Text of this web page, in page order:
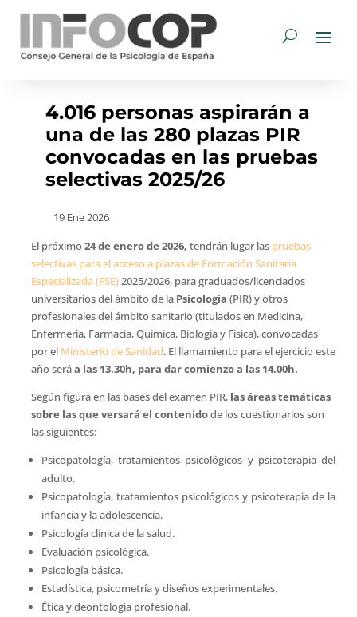
4.016 personas aspirarán a
una de las 280 plazas PIR
convocadas en las pruebas
selectivas 2025/26
19 Ene 2026
El próximo24 de enero de 2026, tendrán lugar las pruebas
selectivas para el acceso a plazas de Formación Sanitaria
Especializada (FSE)2025/2026, para graduados/licenciados
universitarios del ámbito de la Psicología (PIR) y otros
profesionales del ámbito sanitario (titulados en Medicina,
Enfermería, Farmacia, Química, Biología y Física), convocadas
por el Ministerio de Sanidad. El llamamiento para el ejercicio este
año seráa las 13.30h, para dar comienzo a las 14.00h.
Según figura en las bases del examen PIR,las áreas temáticas
sobre las que versará el contenidode los cuestionarios son
las siguientes:
Psicopatología, tratamientos psicológicos y psicoterapia del
adulto.
Psicopatología, tratamientos psicológicos y psicoterapia de la
infancia y la adolescencia.
Psicología clínica de la salud.
Evaluación psicológica.
Psicología básica.
Estadística, psicometría y diseños experimentales.
Ética y deontología profesional.